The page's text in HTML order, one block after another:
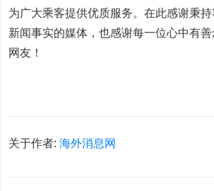
为广大乘客提供优质服务。在此感谢秉
新闻事实的媒体，也感谢每一位心中有
网友！
关于作者:海外消息网